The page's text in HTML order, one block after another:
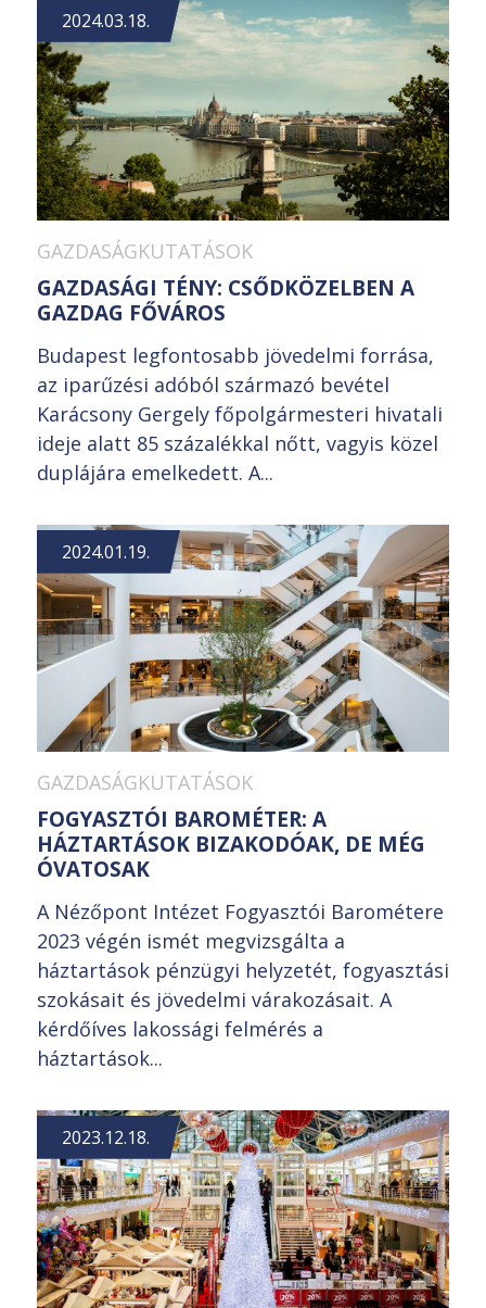
2024.03.18.
GAZDASÁGKUTATÁSOK
GAZDASÁGI TÉNY: CSŐDKÖZELBEN A
GAZDAG FŐVÁROS
Budapest legfontosabb jövedelmi forrása,
az iparűzési adóból származó bevétel
Karácsony Gergely főpolgármesteri hivatali
ideje alatt 85 százalékkal nőtt, vagyis közel
duplájára emelkedett. A...
2024.01.19.
GAZDASÁGKUTATÁSOK
FOGYASZTÓI BAROMÉTER: A
HÁZTARTÁSOK BIZAKODÓAK, DE MÉG
ÓVATOSAK
A Nézőpont Intézet Fogyasztói Barométere
2023 végén ismét megvizsgálta a
háztartások pénzügyi helyzetét, fogyasztási
szokásait és jövedelmi várakozásait. A
kérdőíves lakossági felmérés a
háztartások...
2023.12.18.